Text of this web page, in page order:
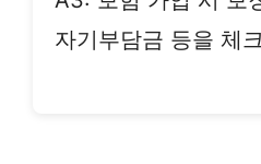
자기부담금 등을 체